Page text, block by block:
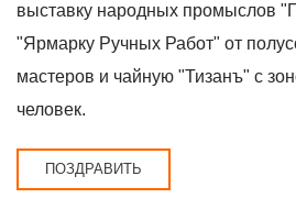
выставку народных промыслов
"Ярмарку Ручных Работ" от
мастеров и чайную "Тизанъ" с
человек.
ПОЗДРАВИТЬ